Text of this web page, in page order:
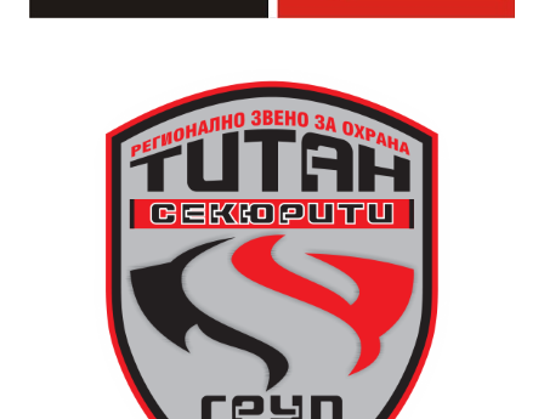
13 АВГУСТ (четвъртък)
19:00ч Групова тренировка с Йоанна Петрова от
транспорт до местността Градище. Електрическият
автобус ще тръгне в 19:30 ч. от пл. „Възраждане“, а
обратно към града в 00:00 ч. – от паркинга до
поляната. Вземете със себе си връхна дреха и одеяло
или шалте! За повече информация тел. 0887907075.